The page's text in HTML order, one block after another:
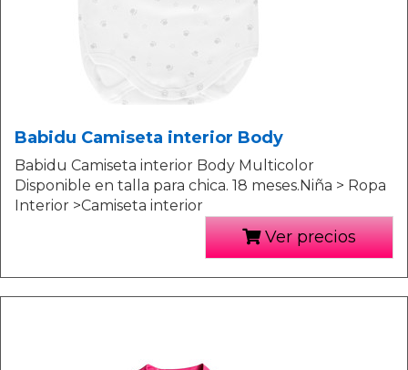
Babidu Camiseta interior Body
Babidu Camiseta interior Body Multicolor
Disponible en talla para chica. 18 meses.Niña > Ropa
Interior >Camiseta interior
Ver precios